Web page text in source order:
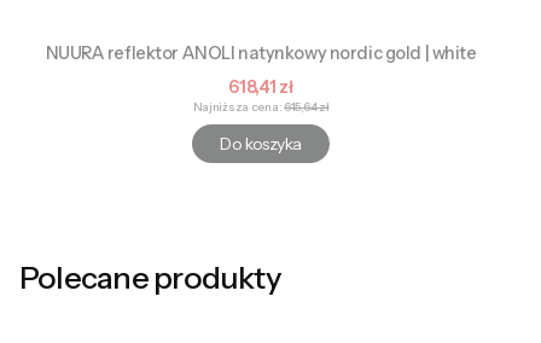
NUURA reflektor ANOLI natynkowy nordic gold | white
Cena promocyjna
618,41 zł
Najniższa cena:615,64 zł
Do koszyka
Polecane produkty